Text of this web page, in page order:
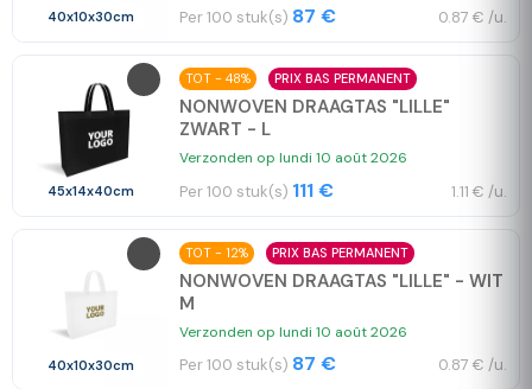
40x10x30cm Per 100 stuk(s) 87 € 0.87 € /u.
45x14x40cm
TOT - 48% PRIX BAS PERMANENT
NONWOVEN DRAAGTAS "LILLE"
ZWART - L
Verzonden op lundi 10 août 2026
Per 100 stuk(s) 111 € 1.11 € /u.
40x10x30cm
TOT - 12% PRIX BAS PERMANENT
NONWOVEN DRAAGTAS "LILLE" - WIT
M
Verzonden op lundi 10 août 2026
Per 100 stuk(s) 87 € 0.87 € /u.